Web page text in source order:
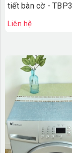
tiết bàn cờ -
Liên hệ